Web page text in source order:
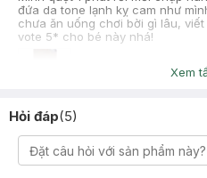
đứa da tone lạnh kỵ cam như
chưa ăn uống chơi bời gì lâu,
vote 5* cho bé này nhá!
mai thị ly na
2020-12-19
Hàng ok, giá hợp lý, dc tặng kèm
Xem
Hỏi đáp(5)